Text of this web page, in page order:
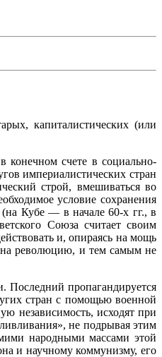
капиталистических (или
конечном счете в социально-
империалистических стран
строй, вмешиваться во
условие сохранения
Кубе — в начале 60‑х гг., в
Союза считает своим
и, опираясь на мощь
на революцию, и тем самым не
Последний пропагандируется
стран с помощью военной
независимость, исходят при
не подрывая этим
народными массами этой
и научному коммунизму, его